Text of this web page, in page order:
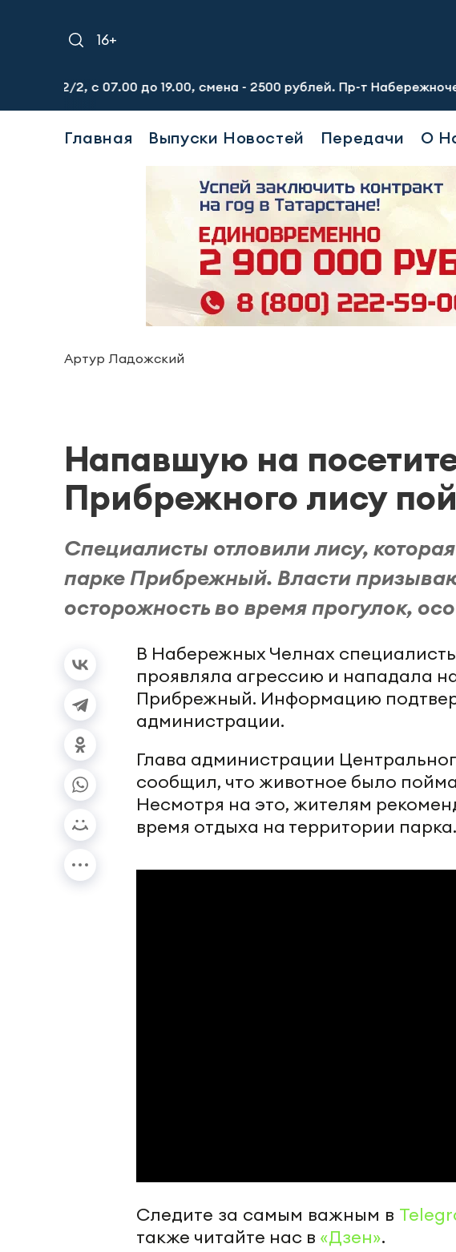
16+
с 07.00 до 19.00, смена - 2500 рублей. Пр-т
Главная Выпуски Новостей Передачи О
Артур Ладожский
Напавшую на
Прибрежного лису
Специалисты отловили лису,
парке Прибрежный. Власти
осторожность во время прогулок,
В Набережных Челнах
проявляла агрессию и нападала
Прибрежный. Информацию
администрации.
Глава администрации
сообщил, что животное было
Несмотря на это, жителям
время отдыха на территории парка.
Следите за самым важным в
также читайте нас в «Дзен».